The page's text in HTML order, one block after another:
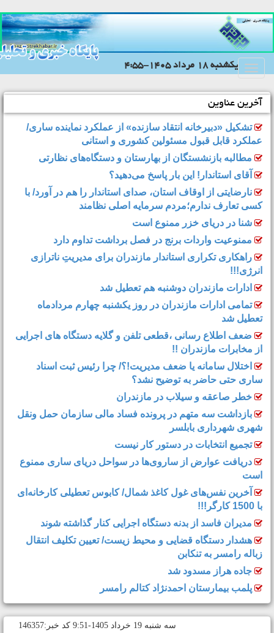
Toggleيکشنبه 18 مرداد 1405-4:55
آخرین عناوین
تشکیل «دبیرخانه انتقاد سازنده» از عملکرد نماینده ساری/
عملکرد قابل قبول مسئولین کشوری و استانی
مطالبه بازنشستگان از بهارستان و دستگاه‌های نظارتی
آقای استاندار! این بار پاسخ می‌دهید؟
نارضایتی از اوقاف استان، صدای استاندار را هم در آورد/ با
کسی تعارف ندارم؛مردم سرمایه اصلی نظامند
شنا در دریای خزر ممنوع است
ممنوعیت واردات برنج در فصل برداشت تداوم دارد
راهکاری تکراری استاندار مازندران برای مدیریتِ ناترازی
انرژی!!!
ادارات مازندران دوشنبه هم تعطیل شد
تمامی ادارات مازندران در روز یکشنبه چهارم مردادماه
تعطیل شد
ضعف اطلاع رسانی ،قطعی تلفن و گلایه دستگاه های اجرایی
از مخابرات مازندران !!
اختلال سامانه یا ضعف مدیریت!؟/ چرا رئیس ثبت اسناد
ساری حتی حاضر به توضیح نشد؟
خطر صاعقه و سیلاب در مازندران
بازداشت سه متهم در پرونده فساد مالی سازمان حمل‌ ونقل
شهری شهرداری بابلسر
تجمیع انتخابات در دستور کار نیست
دریافت عوارض از ساروی‌ها در سواحل دریای ساری ممنوع
است
آخرین نفس‌های غول کاغذ شمال‌/ ‌کابوس تعطیلی کارخانه‌ای
مدیران فاسد از بدنه دستگاه اجرایی کنار گذاشته شوند
هشدار دستگاه قضایی و محیط زیست/ تعیین تکلیف انتقال
زباله رامسر به تنکابن
جاده هراز مسدود شد
پلمب بیمارستان احمدنژاد کتالم رامسر
سه شنبه 19 خرداد 1405-9:51 کد خبر:146357